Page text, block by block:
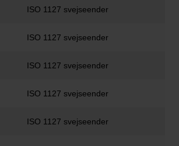
ISO 1127 svejseender
ISO 1127 svejseender
ISO 1127 svejseender
ISO 1127 svejseender
ISO 1127 svejseender